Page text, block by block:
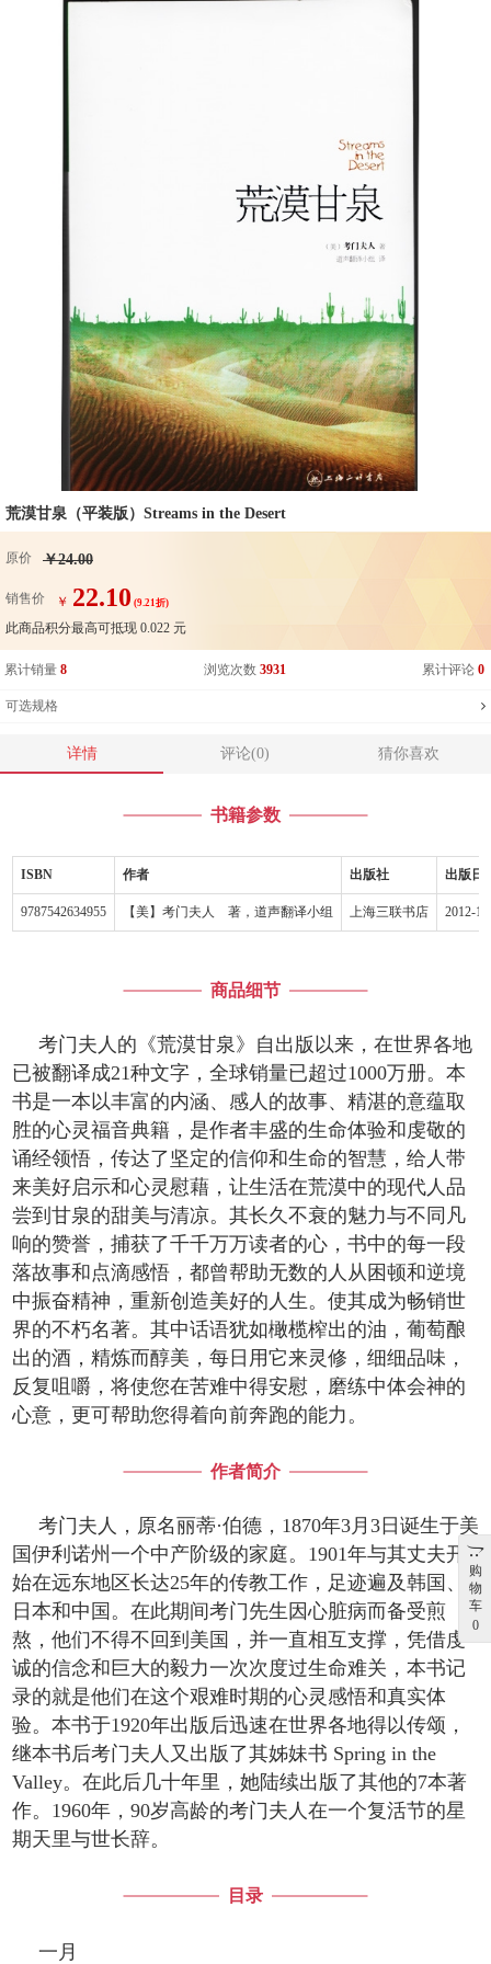
荒漠甘泉（平装版）Streams in the Desert
原价 ￥24.00
销售价 ￥ 22.10 (9.21折)
此商品积分最高可抵现 0.022 元
累计销量 8 浏览次数 3931 累计评论 0
可选规格
详情 评论(0) 猜你喜欢
书籍参数
ISBN 作者 出版社 出版日
9787542634955 【美】考门夫人 著，道声翻译小组 上海三联书店 2012-1
商品细节
考门夫人的《荒漠甘泉》自出版以来，在世界各地
已被翻译成21种文字，全球销量已超过1000万册。本
书是一本以丰富的内涵、感人的故事、精湛的意蕴取
胜的心灵福音典籍，是作者丰盛的生命体验和虔敬的
诵经领悟，传达了坚定的信仰和生命的智慧，给人带
来美好启示和心灵慰藉，让生活在荒漠中的现代人品
尝到甘泉的甜美与清凉。其长久不衰的魅力与不同凡
响的赞誉，捕获了千千万万读者的心，书中的每一段
落故事和点滴感悟，都曾帮助无数的人从困顿和逆境
中振奋精神，重新创造美好的人生。使其成为畅销世
界的不朽名著。其中话语犹如橄榄榨出的油，葡萄酿
出的酒，精炼而醇美，每日用它来灵修，细细品味，
反复咀嚼，将使您在苦难中得安慰，磨练中体会神的
心意，更可帮助您得着向前奔跑的能力。
作者简介
考门夫人，原名丽蒂·伯德，1870年3月3日诞生于美
国伊利诺州一个中产阶级的家庭。1901年与其丈夫开
始在远东地区长达25年的传教工作，足迹遍及韩国、
日本和中国。在此期间考门先生因心脏病而备受煎
熬，他们不得不回到美国，并一直相互支撑，凭借虔
诚的信念和巨大的毅力一次次度过生命难关，本书记
录的就是他们在这个艰难时期的心灵感悟和真实体
验。本书于1920年出版后迅速在世界各地得以传颂，
继本书后考门夫人又出版了其姊妹书 Spring in the
Valley。在此后几十年里，她陆续出版了其他的7本著
作。1960年，90岁高龄的考门夫人在一个复活节的星
期天里与世长辞。
目录
一月
购
物
车
0